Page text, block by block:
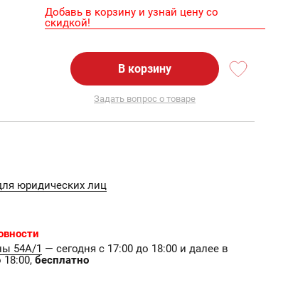
Добавь в корзину и узнай цену со
скидкой!
В корзину
Задать вопрос о товаре
юридических лиц
54А/1 — сегодня с 17:00 до 18:00 и далее в
18:00, бесплатно